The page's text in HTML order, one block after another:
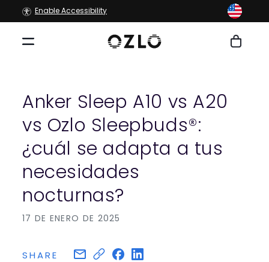
directamente
al contenido
Enable Accessibility
Carrito
Anker Sleep A10 vs A20
vs Ozlo Sleepbuds®:
¿cuál se adapta a tus
necesidades
nocturnas?
17 DE ENERO DE 2025
SHARE